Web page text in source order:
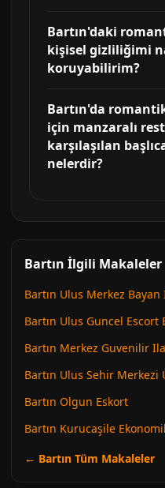
Bartın'daki
kişisel gizliliğimi
koruyabilirim?
Bartın'da
için manzaralı
karşılaşılan
nelerdir?
Bartın İlgili Makaleler
Bartın Ulus Merkez
Bartın Ulus Guncel Escort
Bartın Merkez Guvenilir
Bartın Ulus Sehir Merkezi
Bartın Olgun Eskort
Bartın Kurucaşile
← Bartın Tüm Makaleler